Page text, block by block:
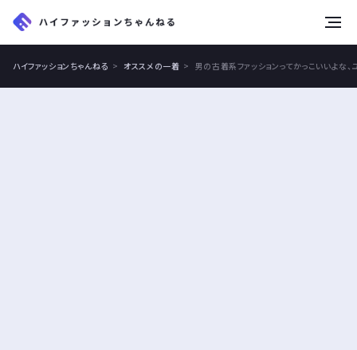
ハイファッションちゃんねる オススメの一着 男の古着系ファッションってかっこいいよな